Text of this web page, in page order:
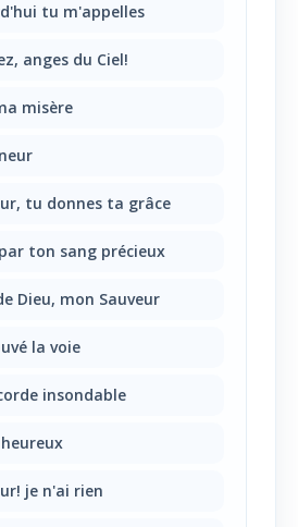
tu m'appelles
anges du Ciel!
misère
tu donnes ta grâce
ton sang précieux
Dieu, mon Sauveur
la voie
insondable
je n'ai rien